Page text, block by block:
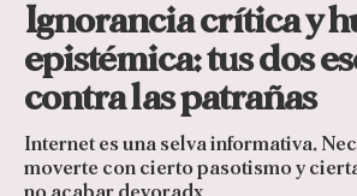
Ignorancia crítica y
epistémica: tus dos
contra las patrañas
Internet es una selva informativa.
moverte con cierto pasotismo y